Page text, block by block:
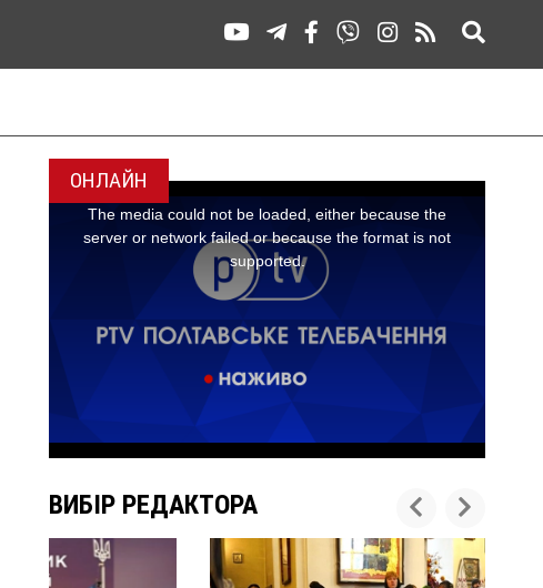
ОНЛАЙН
ВИБІР РЕДАКТОРА